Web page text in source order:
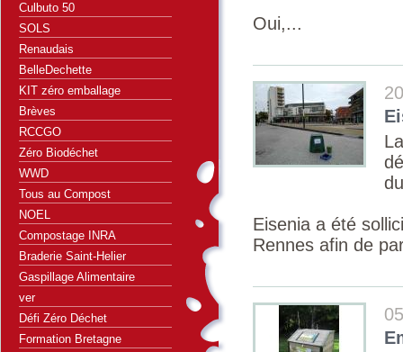
Culbuto 50
SOLS
Renaudais
BelleDechette
KIT zéro emballage
Brèves
RCCGO
Zéro Biodéchet
WWD
Tous au Compost
NOEL
Compostage INRA
Braderie Saint-Helier
Gaspillage Alimentaire
ver
Défi Zéro Déchet
Formation Bretagne
Oui,...
Eisenia a été
Rennes afin de